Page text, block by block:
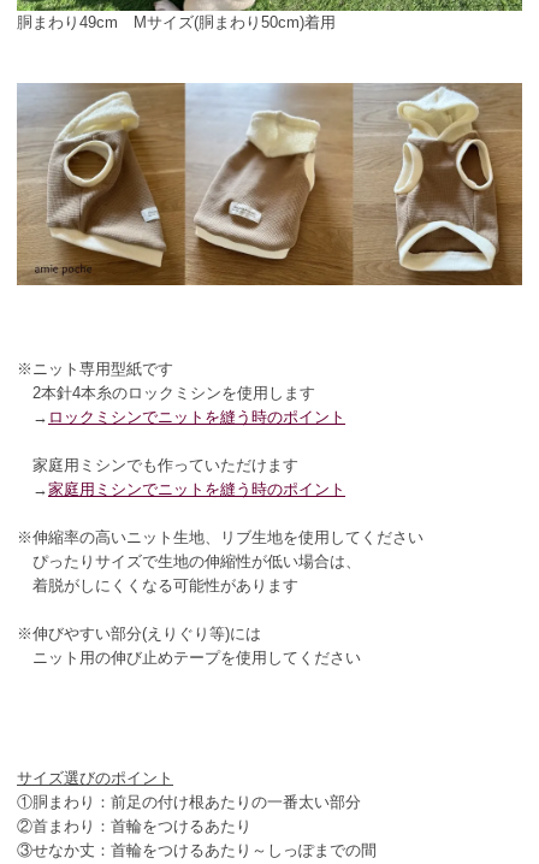
胴まわり49cm Mサイズ(胴まわり50cm)着用
※ニット専用型紙です
2本針4本糸のロックミシンを使用します
→ ロックミシンでニットを縫う時のポイント
家庭用ミシンでも作っていただけます
→家庭用ミシンでニットを縫う時のポイント
※伸縮率の高いニット生地、リブ生地を使用してください
ぴったりサイズで生地の伸縮性が低い場合は、
着脱がしにくくなる可能性があります
※伸びやすい部分(えりぐり等)には
ニット用の伸び止めテープを使用してください
サイズ選びのポイント
①胴まわり：前足の付け根あたりの一番太い部分
②首まわり：首輪をつけるあたり
③せなか丈：首輪をつけるあたり～しっぽまでの間